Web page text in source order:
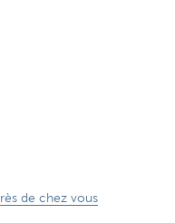
de chez vous